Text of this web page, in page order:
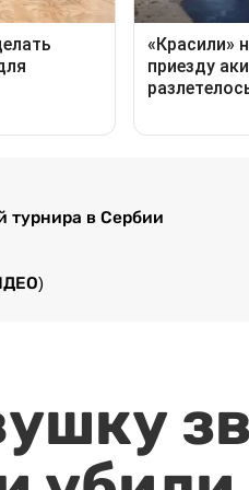
турнира в Сербии